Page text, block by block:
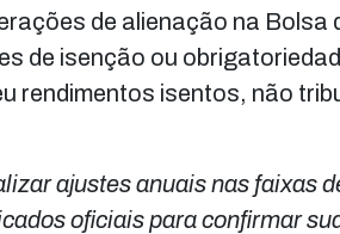
de alienação na
de isenção ou
rendimentos isentos, não
ajustes anuais nas faixas
oficiais para confirmar